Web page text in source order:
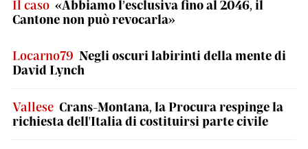
Il caso «Abbiamo l’esclusiva fino al 2046, il
Cantone non può revocarla»
Locarno79 Negli oscuri labirinti della mente di
David Lynch
Vallese Crans-Montana, la Procura respinge la
richiesta dell'Italia di costituirsi parte civile